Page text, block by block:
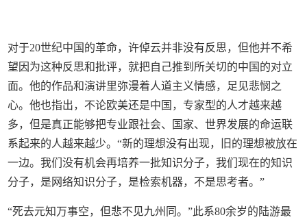
对于20世纪中国的革命，许倬云并非没有反思，但他并不希
望因为这种反思和批评，就把自己推到所关切的中国的对立
面。他的作品和演讲里弥漫着人道主义情感，足见悲悯之
心。他也指出，不论欧美还是中国，专家型的人才越来越
多，但是真正能够把专业跟社会、国家、世界发展的命运联
系起来的人越来越少。“新的理想没有出现，旧的理想被放在
一边。我们没有机会再培养一批知识分子，我们现在的知识
分子，是网络知识分子，是检索机器，不是思考者。”
“死去元知万事空，但悲不见九州同。”此系80余岁的陆游最